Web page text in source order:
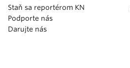
Staň sa reportérom KN
Podporte nás
Darujte nás